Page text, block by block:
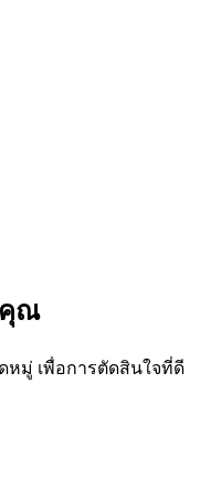
คุณ
หมู่ เพื่อการตัดสินใจที่ดี